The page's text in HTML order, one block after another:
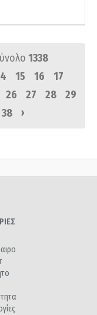
1338
15 16
17
26 27 28
29
38 ›